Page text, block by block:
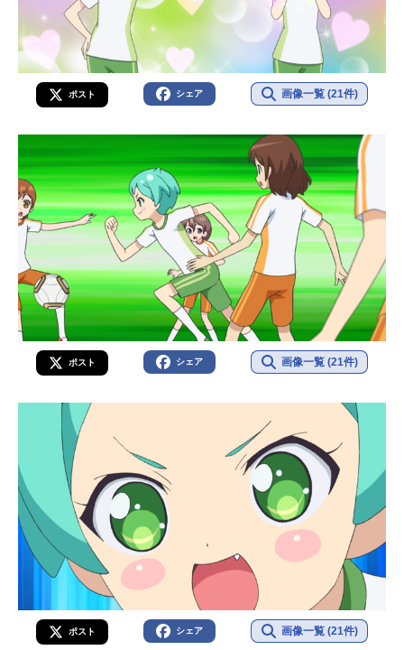
ポスト シェア 画像一覧 (21件)
ポスト シェア 画像一覧 (21件)
ポスト シェア 画像一覧 (21件)